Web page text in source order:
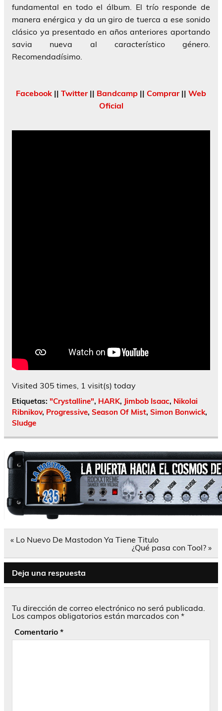
fundamental en todo el álbum. El trío responde de
manera enérgica y da un giro de tuerca a ese sonido
clásico ya presentado en años anteriores aportando
savia nueva al característico género.
Recomendadísimo.
Facebook || Twitter|| Bandcamp || Comprar || Web
Oficial
Visited 305 times, 1 visit(s) today
Etiquetas: "Crystalline", HARK, Jimbob Isaac, Nikolai
Ribnikov, Progressive, Season Of Mist, Simon Bonwick,
Sludge
Navegación
« Lo Nuevo De Mastodon Ya Tiene Titulo
¿Qué pasa con Tool? »
Deja una respuesta
Tu dirección de correo electrónico no será publicada.
Los campos obligatorios están marcados con *
Comentario *